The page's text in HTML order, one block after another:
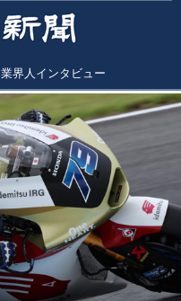
業界人インタビュー